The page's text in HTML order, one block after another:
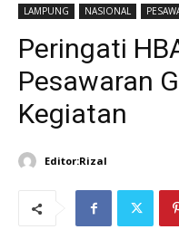
LAMPUNG NASIONAL
Peringati
Pesawaran
Kegiatan
Editor:Rizal